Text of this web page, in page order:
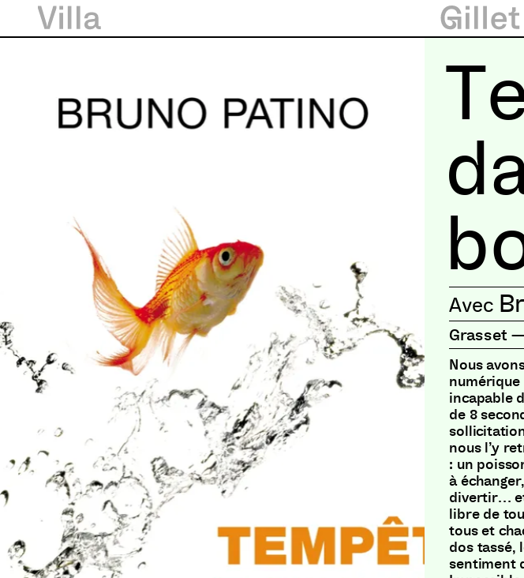
Grasset
Nous
incapable
de 8
nous l’y
: un
à
divertir…
libre de
tous et
dos tassé,
sentiment